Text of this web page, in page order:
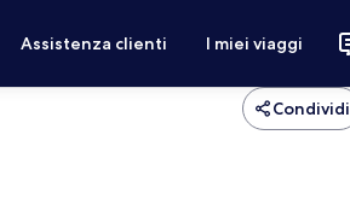
Assistenza clienti I miei viaggi
Condividi